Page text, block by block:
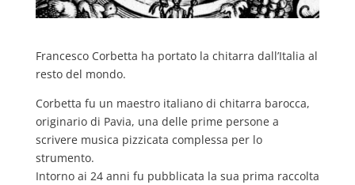
Francesco Corbetta ha portato la chitarra dall’Italia al
resto del mondo.
Corbetta fu un maestro italiano di chitarra barocca,
originario di Pavia, una delle prime persone a
scrivere musica pizzicata complessa per lo
strumento.
Intorno ai 24 anni fu pubblicata la sua prima raccolta